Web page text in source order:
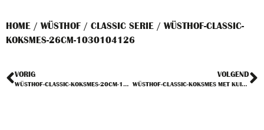
HOME / WÜSTHOF / CLASSIC SERIE / WÜSTHOF-CLASSIC-
KOKSMES-26CM-1030104126
VORIG
WÜSTHOF-CLASSIC-KOKSMES-20CM-1030104120
VOLGEND
WÜSTHOF-CLASSIC-KOKSMES MET KUILTJES-20CM-1030100220